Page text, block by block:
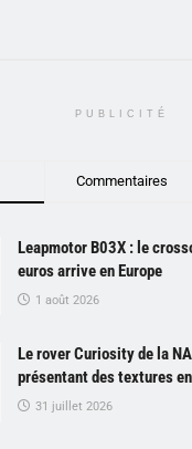
PUBLICITÉ
Commentaires
Leapmotor B03X : le
euros arrive en Europe
1 août 2026
Le rover Curiosity de la
présentant des textures
31 juillet 2026